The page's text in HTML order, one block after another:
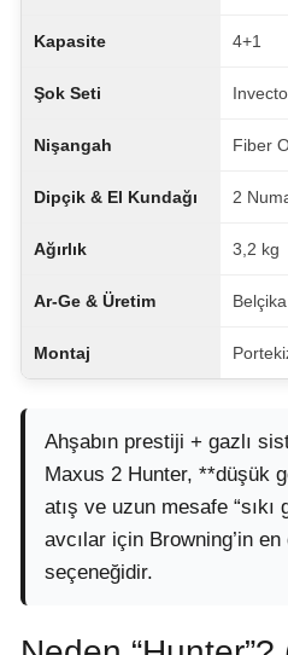
Kapasite 4+1
Şok Seti
Nişangah Fiber
Dipçik & El Kundağı 2
Ağırlık 3,2 kg
Ar-Ge & Üretim
Montaj
Ahşabın prestiji + gazlı
Maxus 2 Hunter, **düşük
atış ve uzun mesafe
avcılar için Browning’in
seçeneğidir.